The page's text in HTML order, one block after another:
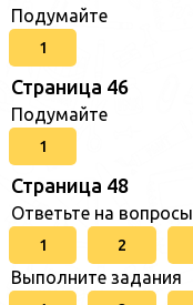
Подумайте
1
Страница 46
Подумайте
1
Страница 48
Ответьте на вопросы
1 2
Выполните задания